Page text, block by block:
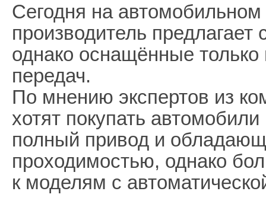
Сегодня на
производитель
однако оснащённые только
передач.
По мнению экспертов из
хотят покупать
полный привод и
проходимостью, однако
к моделям с